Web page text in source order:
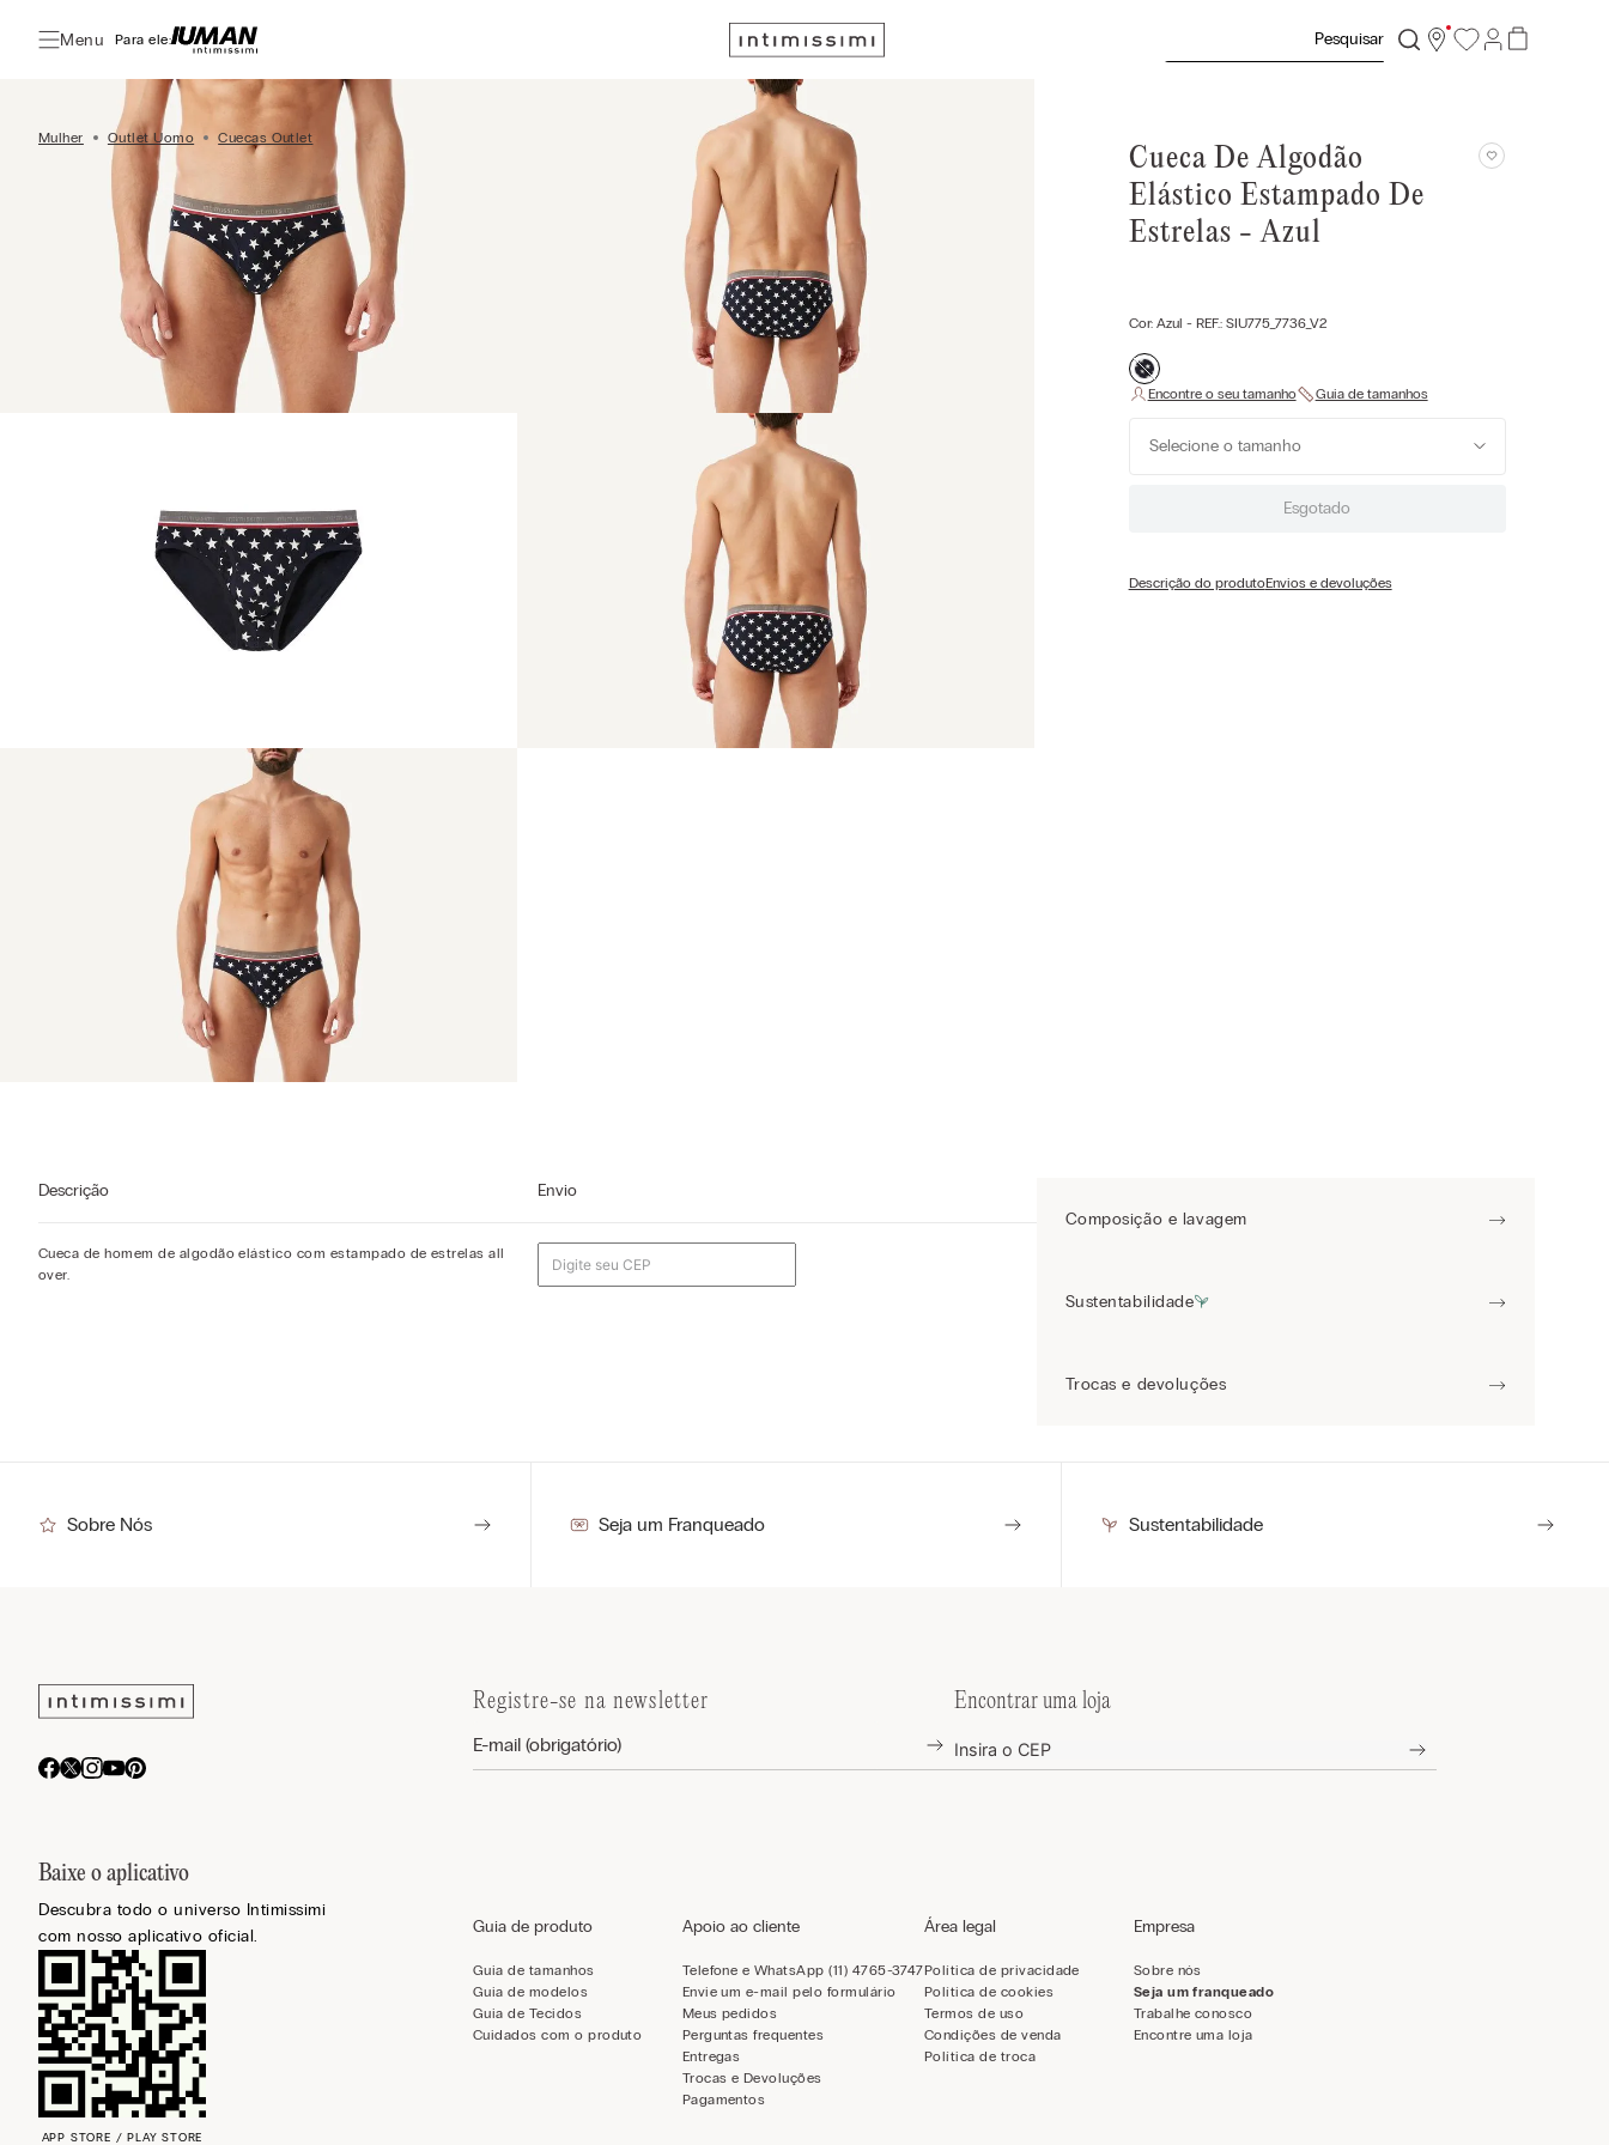
Menu Para ele:
Mulher Outlet Uomo Cuecas Outlet
Cueca De Algodão
Elástico Estampado De
Estrelas - Azul
Cor: Azul - REF.: SIU775_7736_V2
Selecione o tamanho
Esgotado
Descrição do produtoEnvios e devoluções
Descrição
Cueca de homem de algodão elástico com estampado de estrelas all
over.
Envio
Composição e lavagem
Sustentabilidade
Trocas e devoluções
Sobre Nós Seja um Franqueado Sustentabilidade
Baixe o aplicativo
Descubra todo o universo Intimissimi
com nosso aplicativo oficial.
APP STORE / PLAY STORE
Registre-se na newsletter Encontrar uma loja
Guia de produto
Guia de tamanhos
Guia de modelos
Guia de Tecidos
Cuidados com o produto
Apoio ao cliente
Telefone e WhatsApp (11) 4765-3747
Envie um e-mail pelo formulário
Meus pedidos
Perguntas frequentes
Entregas
Trocas e Devoluções
Pagamentos
Área legal
Política de privacidade
Política de cookies
Termos de uso
Condições de venda
Política de troca
Empresa
Sobre nós
Seja um franqueado
Trabalhe conosco
Encontre uma loja